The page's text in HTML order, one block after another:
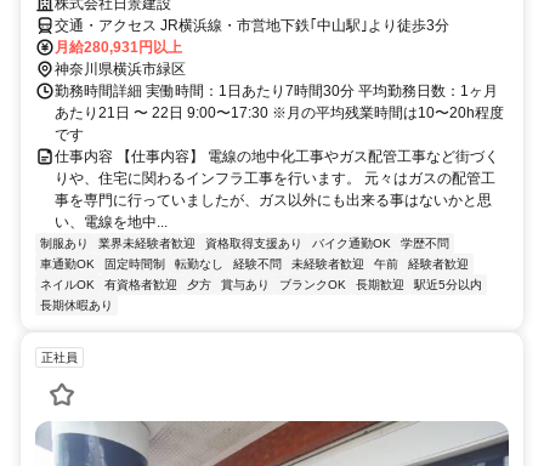
株式会社日景建設
交通・アクセス JR横浜線・市営地下鉄｢中山駅｣より徒歩3分
月給280,931円以上
神奈川県横浜市緑区
勤務時間詳細 実働時間：1日あたり7時間30分 平均勤務日数：1ヶ月
あたり21日 〜 22日 9:00〜17:30 ※月の平均残業時間は10〜20h程度
です
仕事内容 【仕事内容】 電線の地中化工事やガス配管工事など街づく
りや、住宅に関わるインフラ工事を行います。 元々はガスの配管工
事を専門に行っていましたが、ガス以外にも出来る事はないかと思
い、電線を地中...
制服あり 業界未経験者歓迎 資格取得支援あり バイク通勤OK
学歴不問
車通勤OK
固定時間制 転勤なし 経験不問 未経験者歓迎 午前
経験者歓迎
ネイルOK
有資格者歓迎 夕方 賞与あり ブランクOK 長期歓迎
駅近5分以内
長期休暇あり
正社員